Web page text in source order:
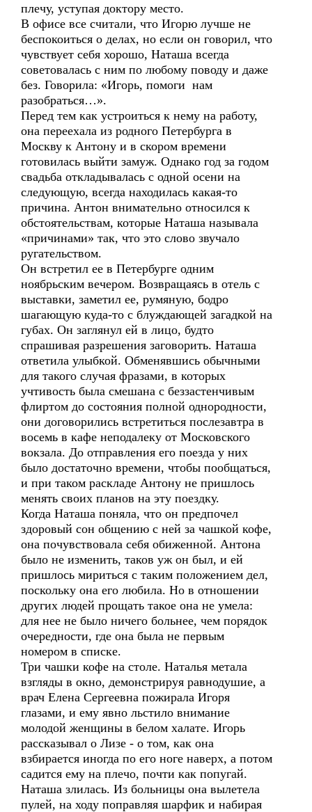
плечу, уступая доктору место.
В офисе все считали, что Игорю лучше не
беспокоиться о делах, но если он говорил, что
чувствует себя хорошо, Наташа всегда
советовалась с ним по любому поводу и даже
без. Говорила: «Игорь, помоги нам
разобраться…».
Перед тем как устроиться к нему на работу,
она переехала из родного Петербурга в
Москву к Антону и в скором времени
готовилась выйти замуж. Однако год за годом
свадьба откладывалась с одной осени на
следующую, всегда находилась какая-то
причина. Антон внимательно относился к
обстоятельствам, которые Наташа называла
«причинами» так, что это слово звучало
ругательством.
Он встретил ее в Петербурге одним
ноябрьским вечером. Возвращаясь в отель с
выставки, заметил ее, румяную, бодро
шагающую куда-то с блуждающей загадкой на
губах. Он заглянул ей в лицо, будто
спрашивая разрешения заговорить. Наташа
ответила улыбкой. Обменявшись обычными
для такого случая фразами, в которых
учтивость была смешана с беззастенчивым
флиртом до состояния полной однородности,
они договорились встретиться послезавтра в
восемь в кафе неподалеку от Московского
вокзала. До отправления его поезда у них
было достаточно времени, чтобы пообщаться,
и при таком раскладе Антону не пришлось
менять своих планов на эту поездку.
Когда Наташа поняла, что он предпочел
здоровый сон общению с ней за чашкой кофе,
она почувствовала себя обиженной. Антона
было не изменить, таков уж он был, и ей
пришлось мириться с таким положением дел,
поскольку она его любила. Но в отношении
других людей прощать такое она не умела:
для нее не было ничего больнее, чем порядок
очередности, где она была не первым
номером в списке.
Три чашки кофе на столе. Наталья метала
взгляды в окно, демонстрируя равнодушие, а
врач Елена Сергеевна пожирала Игоря
глазами, и ему явно льстило внимание
молодой женщины в белом халате. Игорь
рассказывал о Лизе - о том, как она
взбирается иногда по его ноге наверх, а потом
садится ему на плечо, почти как попугай.
Наташа злилась. Из больницы она вылетела
пулей, на ходу поправляя шарфик и набирая